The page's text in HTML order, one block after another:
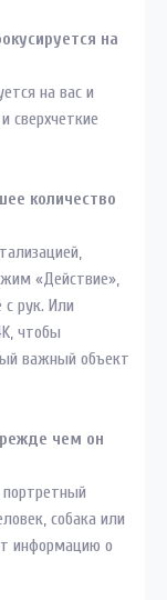
на
на вас и
сверхчеткие
количество
«Действие»,
с рук. Или
чтобы
важный объект
чем он
собака или
информацию о